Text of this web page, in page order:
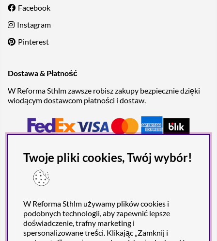
Facebook
Instagram
Pinterest
Dostawa & Płatność
W Reforma Sthlm zawsze robisz zakupy bezpiecznie dzięki
wiodącym dostawcom płatności i dostaw.
Twoje pliki cookies, Twój wybór!
W Reforma Sthlm używamy plików cookies i
podobnych technologii, aby zapewnić lepsze
doświadczenie, trafny marketing i
spersonalizowane treści. Klikając „Zamknij i